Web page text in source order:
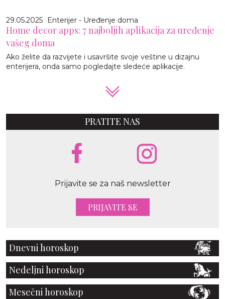
29.05.2025 Enterijer - Uređenje doma
Home decor apps: 7 najboljih aplikacija za uređenje
vašeg doma
Ako želite da razvijete i usavršite svoje veštine u dizajnu
enterijera, onda samo pogledajte sledeće aplikacije.
PRATITE NAS
Prijavite se za naš newsletter
PRIJAVITE SE
Dnevni horoskop
Nedeljni horoskop
Mesečni horoskop